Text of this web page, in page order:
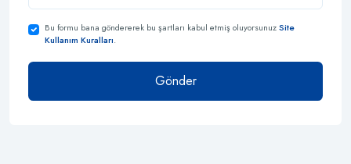
Bu formu bana göndererek bu şartları kabul etmiş oluyorsunuzSite
Kullanım Kuralları.
Gönder